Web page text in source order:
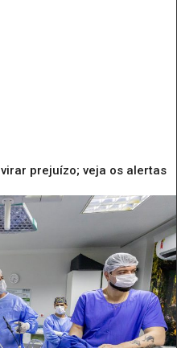
prejuízo; veja os alertas